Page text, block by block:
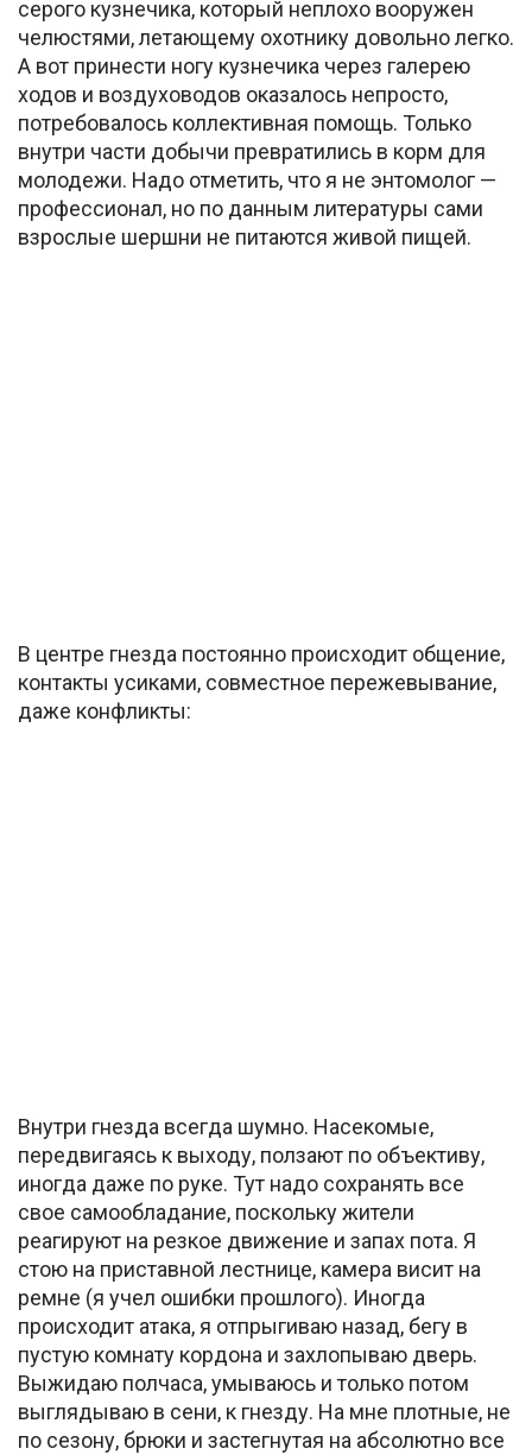
серого кузнечика, который неплохо вооружен
челюстями, летающему охотнику довольно легко.
А вот принести ногу кузнечика через галерею
ходов и воздуховодов оказалось непросто,
потребовалось коллективная помощь. Только
внутри части добычи превратились в корм для
молодежи. Надо отметить, что я не энтомолог —
профессионал, но по данным литературы сами
взрослые шершни не питаются живой пищей.
В центре гнезда постоянно происходит общение,
контакты усиками, совместное пережевывание,
даже конфликты:
Внутри гнезда всегда шумно. Насекомые,
передвигаясь к выходу, ползают по объективу,
иногда даже по руке. Тут надо сохранять все
свое самообладание, поскольку жители
реагируют на резкое движение и запах пота. Я
стою на приставной лестнице, камера висит на
ремне (я учел ошибки прошлого). Иногда
происходит атака, я отпрыгиваю назад, бегу в
пустую комнату кордона и захлопываю дверь.
Выжидаю полчаса, умываюсь и только потом
выглядываю в сени, к гнезду. На мне плотные, не
по сезону, брюки и застегнутая на абсолютно все